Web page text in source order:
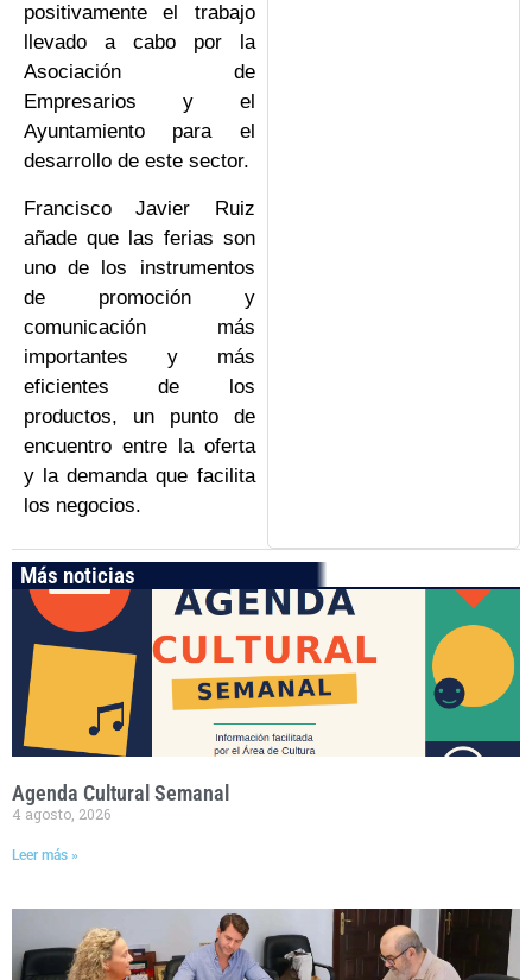
positivamente el trabajo
llevado a cabo por la
Asociación de
Empresarios y el
Ayuntamiento para el
desarrollo de este sector.
Francisco Javier Ruiz
añade que las ferias son
uno de los instrumentos
de promoción y
comunicación más
importantes y más
eficientes de los
productos, un punto de
encuentro entre la oferta
y la demanda que facilita
los negocios.
Más noticias
Agenda Cultural Semanal
4 agosto, 2026
Leer más »